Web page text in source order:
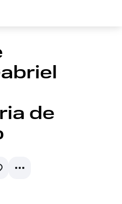
de